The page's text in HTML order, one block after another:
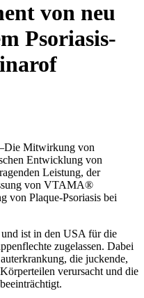
von neu
Psoriasis-
Mitwirkung von
Entwicklung von
Leistung, der
von VTAMA®
von Plaque-Psoriasis bei
ist in den USA für die
zugelassen. Dabei
die juckende,
verursacht und die